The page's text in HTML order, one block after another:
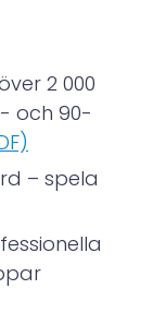
2 000
och 90-
– spela